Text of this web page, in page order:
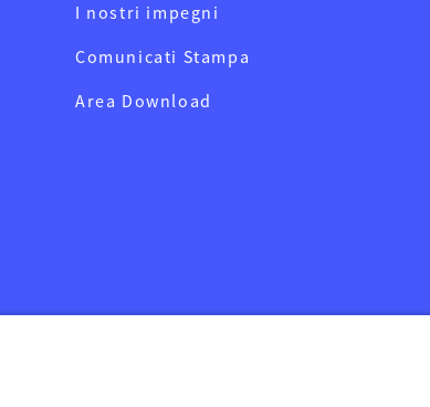
I nostri impegni
Comunicati Stampa
Area Download